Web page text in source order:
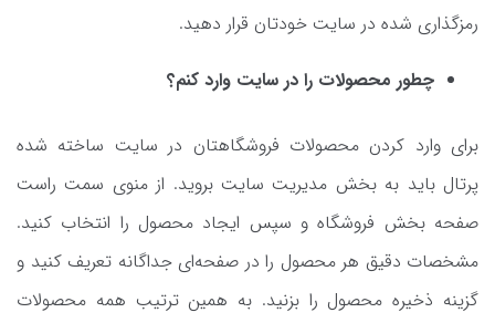
رمزگذاری شده در سایت خودتان قرار دهید.
چطور محصولات را در سایت وارد کنم؟
برای وارد کردن محصولات فروشگاهتان در سایت ساخته شده
پرتال باید به بخش مدیریت سایت بروید. از منوی سمت راست
صفحه بخش فروشگاه و سپس ایجاد محصول را انتخاب کنید.
مشخصات دقیق هر محصول را در صفحه‌ای جداگانه تعریف کنید و
گزینه ذخیره محصول را بزنید. به همین ترتیب همه محصولات